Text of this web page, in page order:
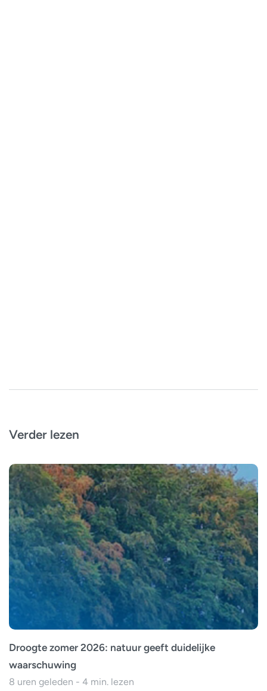
Verder lezen
Droogte zomer 2026: natuur geeft duidelijke
waarschuwing
8 uren geleden - 4 min. lezen